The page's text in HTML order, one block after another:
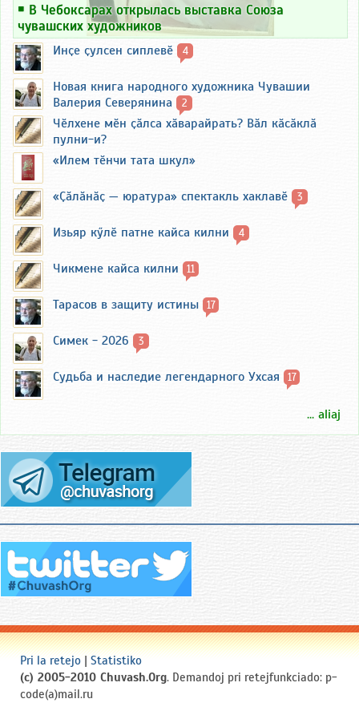
￭ В Чебоксарах открылась выставка Союза
чувашских художников
Инҫе ҫулсен сиплевӗ 4
Новая книга народного художника Чувашии
Валерия Северянина
2
Чӗлхене мӗн ҫӑлса хӑварайрать? Вӑл кӑсӑклӑ
пулни-и?
«Илем тӗнчи тата шкул»
«Ҫӑлӑнӑҫ — юратура» спектакль хаклавӗ 3
Изьяр кӳлӗ патне кайса килни 4
Чикмене кайса килни 11
Тарасов в защиту истины 17
Симек - 2026 3
Судьба и наследие легендарного Ухсая 17
... aliaj
Pri la retejo | Statistiko
(c) 2005-2010 Chuvash.Org. Demandoj pri retejfunkciado: p-
code(a)mail.ru